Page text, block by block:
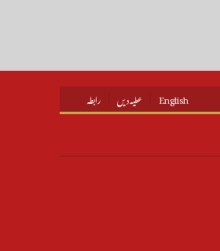
English عطیہ دیں رابطہ